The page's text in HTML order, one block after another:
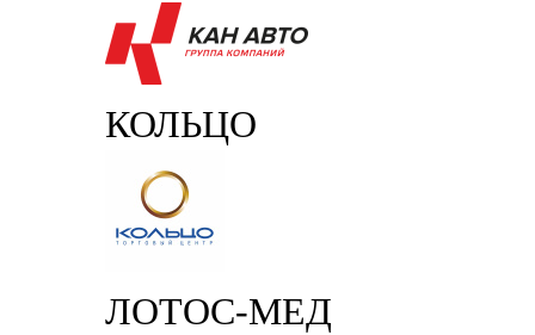
КОЛЬЦО
ЛОТОС-МЕД